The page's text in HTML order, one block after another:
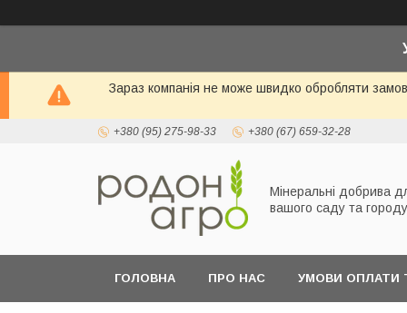
Зараз компанія не може швидко обробляти
+380 (95) 275-98-33 +380 (67) 659-32-28
Мінеральні добрива
вашого саду та городу
ГОЛОВНА ПРО НАС УМОВИ ОПЛАТИ